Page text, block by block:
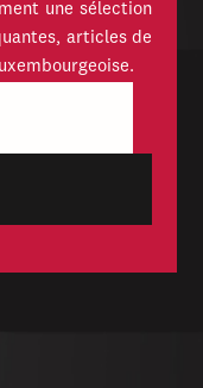
une sélection
articles de